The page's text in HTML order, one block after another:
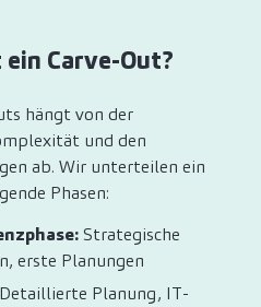
Carve-Out?
hängt von der
und den
ab. Wir unterteilen ein
Phasen:
Strategische
erste Planungen
Planung, IT-